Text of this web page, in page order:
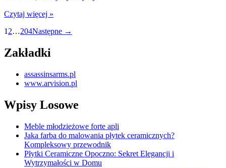
Czytaj więcej »
Nawigacja
wpisach
1 2…204Następne →
Zakładki
assassinsarms.pl
www.arvision.pl
Wpisy Losowe
Meble młodzieżowe forte apli
Jaka farba do malowania płytek ceramicznych?
Kompleksowy przewodnik
Płytki Ceramiczne Opoczno: Sekret Elegancji i
Wytrzymałości w Domu